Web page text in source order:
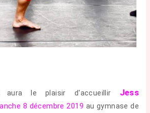
aura le plaisir d'accueillir Jess
8 décembre 2019 au gymnase de